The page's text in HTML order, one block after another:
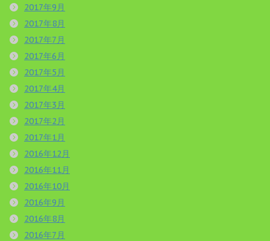
2017年9月
2017年8月
2017年7月
2017年6月
2017年5月
2017年4月
2017年3月
2017年2月
2017年1月
2016年12月
2016年11月
2016年10月
2016年9月
2016年8月
2016年7月